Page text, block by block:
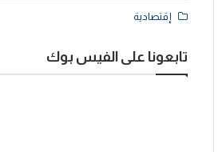
إقتصادية
تابعونا على الفيس بوك